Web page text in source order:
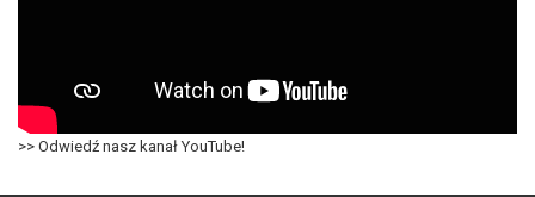
>> Odwiedź nasz kanał YouTube!